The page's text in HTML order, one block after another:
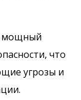
мощный
что
угрозы и